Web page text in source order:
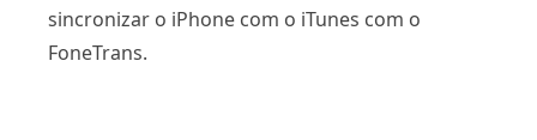
sincronizar o iPhone com o iTunes com o
FoneTrans.